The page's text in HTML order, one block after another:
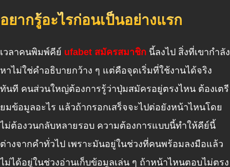
อยากรู้อะไรก่อนเป็นอย่างแรก
เวลาคนพิมพ์คีย์ ufabet สมัครสมาชิก นี้ลงไป สิ่งที่เขากำลัง
หาไม่ใช่คำอธิบายกว้าง ๆ แต่คือจุดเริ่มที่ใช้งานได้จริง
ทันที คนส่วนใหญ่ต้องการรู้ว่าปุ่มสมัครอยู่ตรงไหน ต้องเตรี
ยมข้อมูลอะไร แล้วถ้ากรอกเสร็จจะไปต่อยังหน้าไหนโดย
ไม่ต้องวนกลับหลายรอบ ความต้องการแบบนี้ทำให้คีย์นี้
ต่างจากคำทั่วไป เพราะมันอยู่ในช่วงที่คนพร้อมลงมือแล้ว
ไม่ได้อยู่ในช่วงอ่านเก็บข้อมูลเล่น ๆ ถ้าหน้าไหนตอบไม่ตรง